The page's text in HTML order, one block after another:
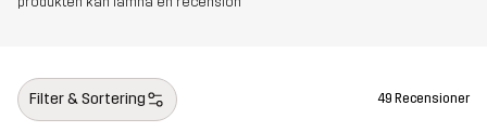
Filter & Sortering 49 Recensioner